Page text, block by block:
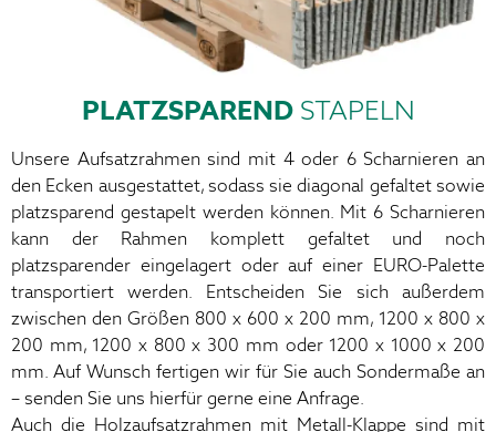
PLATZSPARENDSTAPELN
Unsere Aufsatzrahmen sind mit 4 oder 6 Scharnieren an
den Ecken ausgestattet, sodass sie diagonal gefaltet sowie
platzsparend gestapelt werden können. Mit 6 Scharnieren
kann der Rahmen komplett gefaltet und noch
platzsparender eingelagert oder auf einer EURO-Palette
transportiert werden. Entscheiden Sie sich außerdem
zwischen den Größen 800 x 600 x 200 mm, 1200 x 800 x
200 mm, 1200 x 800 x 300 mm oder 1200 x 1000 x 200
mm. Auf Wunsch fertigen wir für Sie auch Sondermaße an
– senden Sie uns hierfür gerne eine Anfrage.
Auch die Holzaufsatzrahmen mit Metall-Klappe sind mit